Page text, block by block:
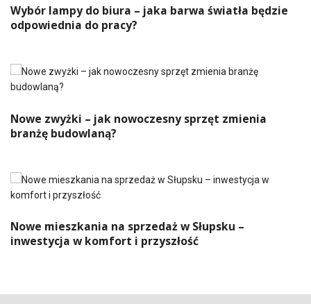
Wybór lampy do biura – jaka barwa światła będzie
odpowiednia do pracy?
Nowe zwyżki – jak nowoczesny sprzęt zmienia
branżę budowlaną?
Nowe mieszkania na sprzedaż w Słupsku –
inwestycja w komfort i przyszłość